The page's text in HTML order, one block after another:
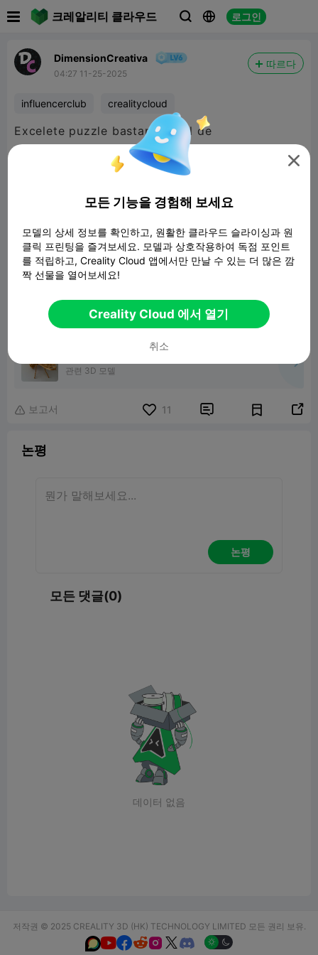
크레알리티 클라우드   로그인
DimensionCreativa
04:27 11-25-2025
따르다
influencerclub crealitycloud
Excelete puzzle bastante facil de
armar
@CrealityCloud
00:56

Bee 3D puzzle Kit Card
관련 3D 모델
 보고서 11  
논평
논평
모든 댓글(0)
데이터 없음
저작권 © 2025 CREALITY 3D (HK) TECHNOLOGY LIMITED 모든 권리 보유.
  

모든 기능을 경험해 보세요
모델의 상세 정보를 확인하고, 원활한 클라우드 슬라이싱과 원
클릭 프린팅을 즐겨보세요. 모델과 상호작용하여 독점 포인트
를 적립하고, Creality Cloud 앱에서만 만날 수 있는 더 많은 깜
짝 선물을 열어보세요!
Creality Cloud 에서 열기
취소